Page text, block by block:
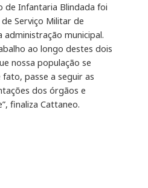
de Infantaria Blindada foi
Serviço Militar de
administração municipal.
ao longo destes dois
nossa população se
passe a seguir as
dos órgãos e
finaliza Cattaneo.